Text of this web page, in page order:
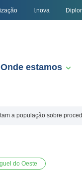
I.nova
Onde estamos
a população sobre
do Oeste